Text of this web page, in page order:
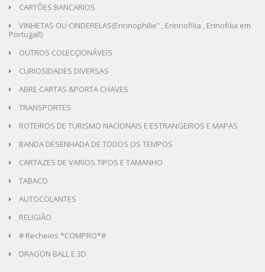
CARTÕES BANCARIOS
VINHETAS OU CINDERELAS(Erinnophilie” , Erinnofilia , Erinofilia em
Portugal!)
OUTROS COLECÇIONÁVEIS
CURIOSIDADES DIVERSAS
ABRE CARTAS &PORTA CHAVES
TRANSPORTES
ROTEIROS DE TURISMO NACIONAIS E ESTRANGEIROS E MAPAS
BANDA DESENHADA DE TODOS OS TEMPOS
CARTAZES DE VARIOS TIPOS E TAMANHO
TABACO
AUTOCOLANTES
RELIGIÃO
# Recheios *COMPRO*#
DRAGON BALL E 3D